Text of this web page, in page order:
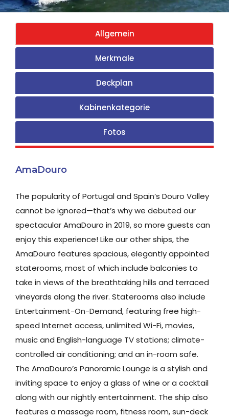
Allgemein
Merkmale
Deckplan
Kabinenkategorie
Fotos
AmaDouro
The popularity of Portugal and Spain’s Douro Valley
cannot be ignored—that’s why we debuted our
spectacular AmaDouro in 2019, so more guests can
enjoy this experience! Like our other ships, the
AmaDouro features spacious, elegantly appointed
staterooms, most of which include balconies to
take in views of the breathtaking hills and terraced
vineyards along the river. Staterooms also include
Entertainment-On-Demand, featuring free high-
speed Internet access, unlimited Wi-Fi, movies,
music and English-language TV stations; climate-
controlled air conditioning; and an in-room safe.
The AmaDouro’s Panoramic Lounge is a stylish and
inviting space to enjoy a glass of wine or a cocktail
along with our nightly entertainment. The ship also
features a massage room, fitness room, sun-deck